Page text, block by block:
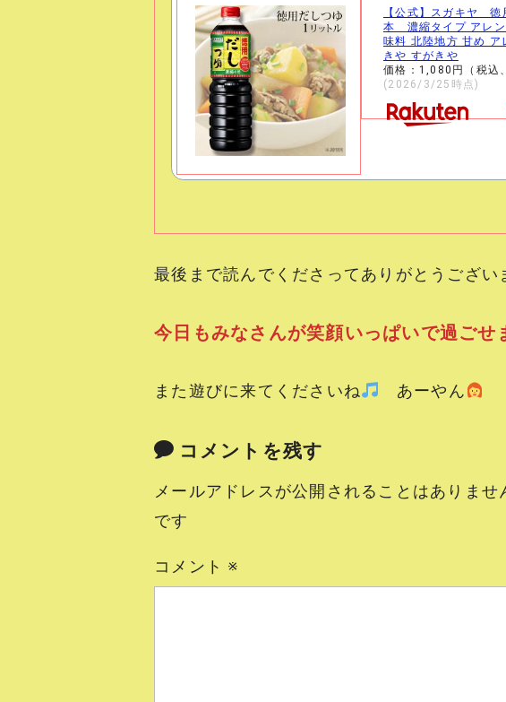
【公式】スガキヤ
本 濃縮タイプ アレン
味料 北陸地方 甘め ア
きや すがきや
価格：1,080円（税込
(2026/3/25時点)
最後まで読んでくださってありがとうござい
今日もみなさんが笑顔いっぱいで過ごせ
また遊びに来てくださいね あーやん
コメントを残す
メールアドレスが公開されることはありませ
です
コメント ※